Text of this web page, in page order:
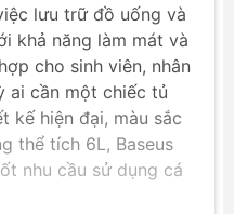
lưu trữ đồ uống và
khả năng làm mát và
cho sinh viên, nhân
ai cần một chiếc tủ
kế hiện đại, màu sắc
thể tích 6L, Baseus
nhu cầu sử dụng cá